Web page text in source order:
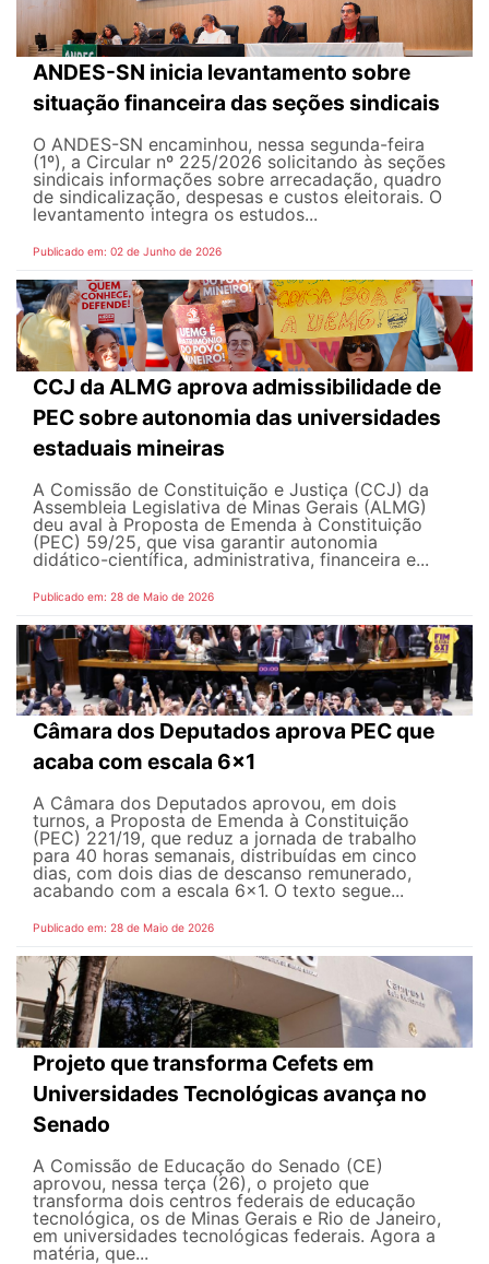
ANDES-SN inicia levantamento sobre
situação financeira das seções sindicais
O ANDES-SN encaminhou, nessa segunda-feira
(1º), a Circular nº 225/2026 solicitando às seções
sindicais informações sobre arrecadação, quadro
de sindicalização, despesas e custos eleitorais. O
levantamento integra os estudos...
Publicado em: 02 de Junho de 2026
CCJ da ALMG aprova admissibilidade de
PEC sobre autonomia das universidades
estaduais mineiras
A Comissão de Constituição e Justiça (CCJ) da
Assembleia Legislativa de Minas Gerais (ALMG)
deu aval à Proposta de Emenda à Constituição
(PEC) 59/25, que visa garantir autonomia
didático-científica, administrativa, financeira e...
Publicado em: 28 de Maio de 2026
Câmara dos Deputados aprova PEC que
acaba com escala 6x1
A Câmara dos Deputados aprovou, em dois
turnos, a Proposta de Emenda à Constituição
(PEC) 221/19, que reduz a jornada de trabalho
para 40 horas semanais, distribuídas em cinco
dias, com dois dias de descanso remunerado,
acabando com a escala 6x1. O texto segue...
Publicado em: 28 de Maio de 2026
Projeto que transforma Cefets em
Universidades Tecnológicas avança no
Senado
A Comissão de Educação do Senado (CE)
aprovou, nessa terça (26), o projeto que
transforma dois centros federais de educação
tecnológica, os de Minas Gerais e Rio de Janeiro,
em universidades tecnológicas federais. Agora a
matéria, que...